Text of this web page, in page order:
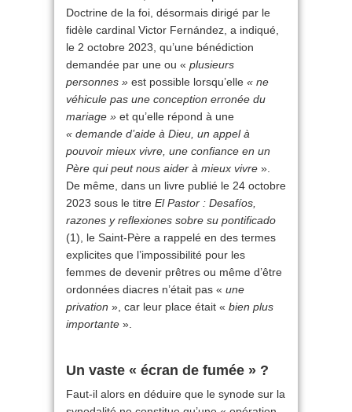
Doctrine de la foi, désormais dirigé par le
fidèle cardinal Victor Fernández, a indiqué,
le 2 octobre 2023, qu’une bénédiction
demandée par une ou « plusieurs
personnes » est possible lorsqu’elle « ne
véhicule pas une conception erronée du
mariage » et qu’elle répond à une
« demande d’aide à Dieu, un appel à
pouvoir mieux vivre, une confiance en un
Père qui peut nous aider à mieux vivre ».
De même, dans un livre publié le 24 octobre
2023 sous le titre El Pastor : Desafíos,
razones y reflexiones sobre su pontificado
(1), le Saint-Père a rappelé en des termes
explicites que l’impossibilité pour les
femmes de devenir prêtres ou même d’être
ordonnées diacres n’était pas « une
privation », car leur place était « bien plus
importante ».
Un vaste « écran de fumée » ?
Faut-il alors en déduire que le synode sur la